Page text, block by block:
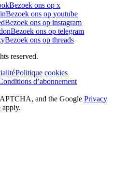
Bezoek ons op x
Bezoek ons op youtube
Bezoek ons op instagram
Bezoek ons op telegram
Bezoek ons op threads
reserved.
Politique cookies
d’abonnement
and the Google Privacy
apply.